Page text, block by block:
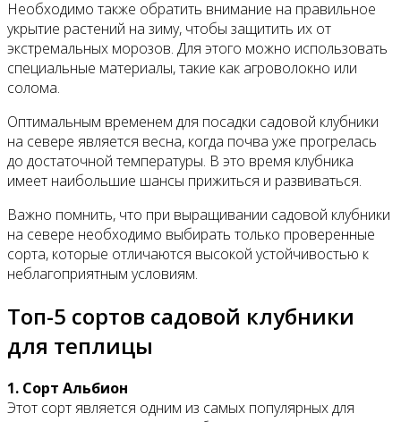
Необходимо также обратить внимание на правильное
укрытие растений на зиму, чтобы защитить их от
экстремальных морозов. Для этого можно использовать
специальные материалы, такие как агроволокно или
солома.
Оптимальным временем для посадки садовой клубники
на севере является весна, когда почва уже прогрелась
до достаточной температуры. В это время клубника
имеет наибольшие шансы прижиться и развиваться.
Важно помнить, что при выращивании садовой клубники
на севере необходимо выбирать только проверенные
сорта, которые отличаются высокой устойчивостью к
неблагоприятным условиям.
Топ-5 сортов садовой клубники
для теплицы
1. Сорт Альбион
Этот сорт является одним из самых популярных для